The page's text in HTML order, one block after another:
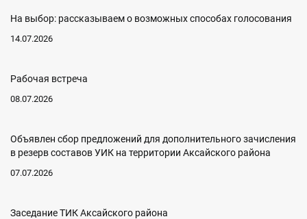
На выбор: рассказываем о возможных способах голосования
14.07.2026
Рабочая встреча
08.07.2026
Объявлен сбор предложений для дополнительного зачисления
в резерв составов УИК на территории Аксайского района
07.07.2026
Заседание ТИК Аксайского района